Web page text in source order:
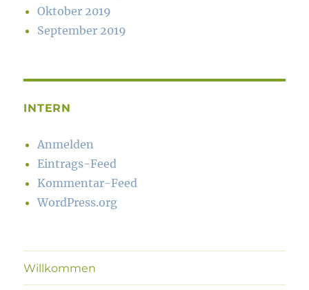
Oktober 2019
September 2019
INTERN
Anmelden
Eintrags-Feed
Kommentar-Feed
WordPress.org
Willkommen